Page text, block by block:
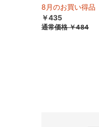
8月のお買い得品
￥435
通常価格￥484